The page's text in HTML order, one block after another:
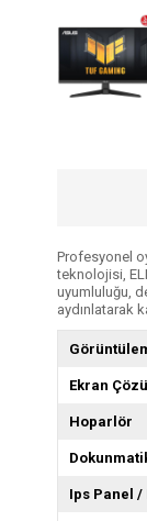
Profesyonel
teknolojisi,
uyumluluğu,
aydınlatarak
Ekran
Hoparlör
Ips Panel /